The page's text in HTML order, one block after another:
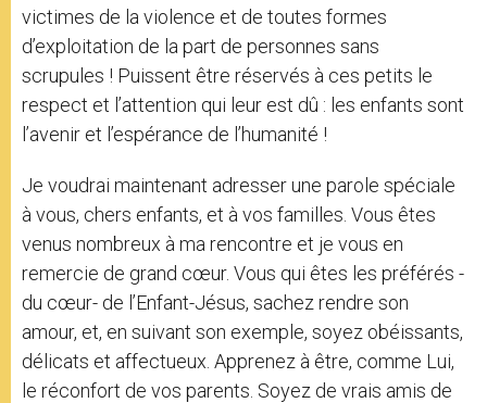
victimes de la violence et de toutes formes
d’exploitation de la part de personnes sans
scrupules ! Puissent être réservés à ces petits le
respect et l’attention qui leur est dû : les enfants sont
l’avenir et l’espérance de l’humanité !
Je voudrai maintenant adresser une parole spéciale
à vous, chers enfants, et à vos familles. Vous êtes
venus nombreux à ma rencontre et je vous en
remercie de grand cœur. Vous qui êtes les préférés -
du cœur- de l’Enfant-Jésus, sachez rendre son
amour, et, en suivant son exemple, soyez obéissants,
délicats et affectueux. Apprenez à être, comme Lui,
le réconfort de vos parents. Soyez de vrais amis de